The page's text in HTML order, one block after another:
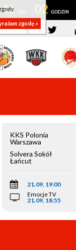
41 02
KKS Polonia
Warszawa
Solvera Sokół
Łańcut
21.09, 19:00
Emocje TV
21.09, 18:55
zgodę »